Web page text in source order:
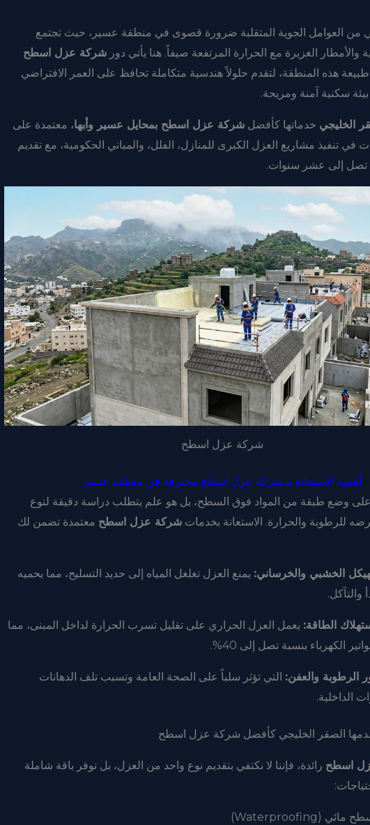
من العوامل الجوية المتقلبة ضرورة قصوى في منطقة عسير، حيث تجتمع
والأمطار الغزيرة مع الحرارة المرتفعة صيفاً. هنا يأتي دور شركة عزل اسطح
هذه المنطقة، لتقدم حلولاً هندسية متكاملة تحافظ على العمر الافتراضي
سكنية آمنة ومريحة.
الخليجي خدماتها كأفضل شركة عزل اسطح بمحايل عسير وأبها، معتمدة على
في تنفيذ مشاريع العزل الكبرى للمنازل، الفلل، والمباني الحكومية، مع تقديم
تصل إلى عشر سنوات.
شركة عزل اسطح
أهمية الاستعانة بـ شركة عزل اسطح محترفة في منطقة عسير
على وضع طبقة من المواد فوق السطح، بل هو علم يتطلب دراسة دقيقة لنوع
للرطوبة والحرارة. الاستعانة بخدمات شركة عزل اسطح معتمدة تضمن لك
الخشبي والخرساني: يمنع العزل تغلغل المياه إلى حديد التسليح، مما يحميه
والتآكل.
الطاقة: يعمل العزل الحراري على تقليل تسرب الحرارة لداخل المبنى، مما
الكهرباء بنسبة تصل إلى 40%.
الرطوبة والعفن: التي تؤثر سلباً على الصحة العامة وتسبب تلف الدهانات
الداخلية.
الصقر الخليجي كأفضل شركة عزل اسطح
اسطح رائدة، فإننا لا نكتفي بتقديم نوع واحد من العزل، بل نوفر باقة شاملة